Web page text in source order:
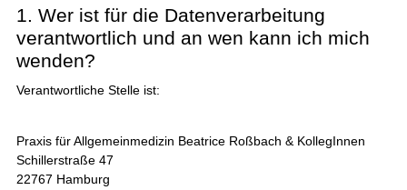
1. Wer ist für die Datenverarbeitung
verantwortlich und an wen kann ich mich
wenden?
Verantwortliche Stelle ist:
Praxis für Allgemeinmedizin Beatrice Roßbach & KollegInnen
Schillerstraße 47
22767 Hamburg